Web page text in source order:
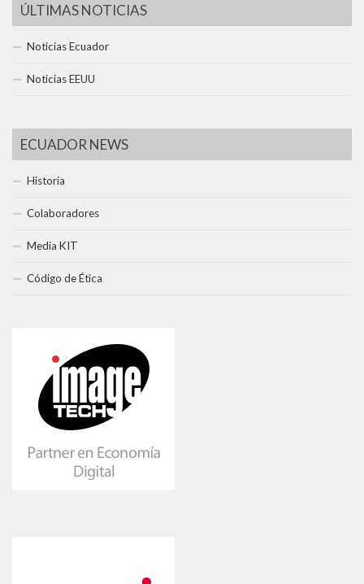
ÚLTIMAS NOTICIAS
Noticias Ecuador
Noticias EEUU
ECUADOR NEWS
Historia
Colaboradores
Media KIT
Código de Ética